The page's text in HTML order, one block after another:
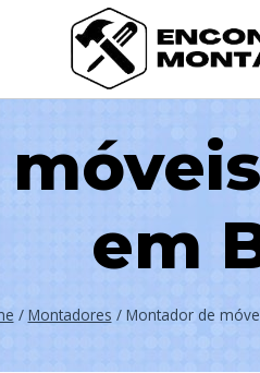
em
/ Montadores / Montador de